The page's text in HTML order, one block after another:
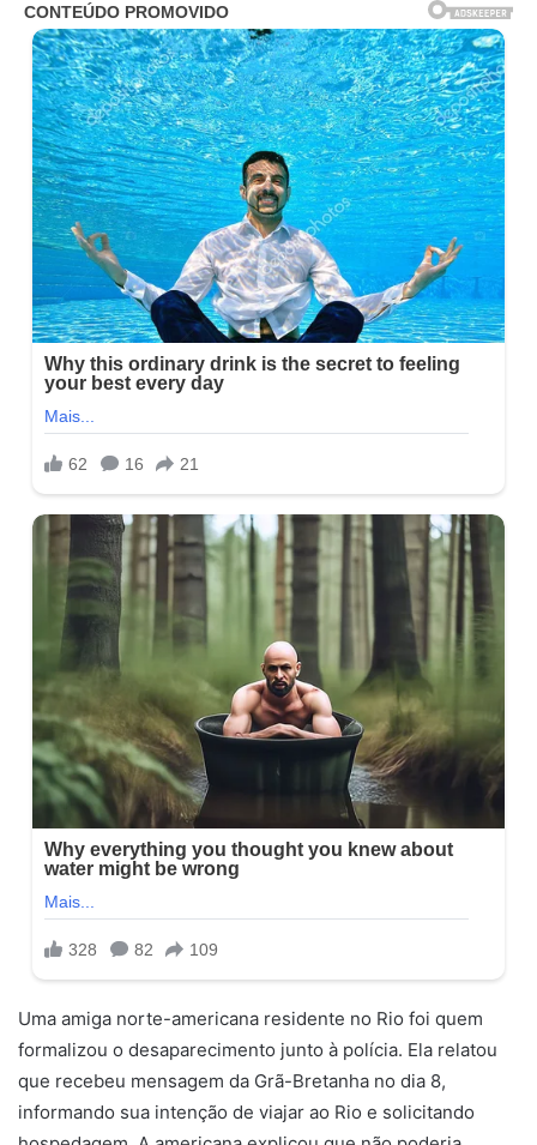
Uma amiga norte-americana residente no Rio foi quem
formalizou o desaparecimento junto à polícia. Ela relatou
que recebeu mensagem da Grã-Bretanha no dia 8,
informando sua intenção de viajar ao Rio e solicitando